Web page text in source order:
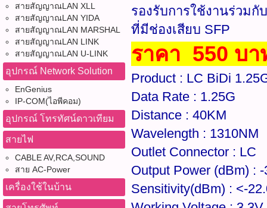
สายสัญญาณLAN XLL
สายสัญญาณLAN YIDA
สายสัญญาณLAN MARSHAL
สายสัญญาณLAN LINK
สายสัญญาณLAN U-LINK
อุปกรณ์ Network Solution
EnGenius
IP-COM(ไอพีคอม)
อุปกรณ์ โทรทัศน์ดาวเทียม
สายไฟ
CABLE AV,RCA,SOUND
สาย AC-Power
เครื่องใช้ในบ้าน
รองรับการใช้งานร่วม
ที่มีช่องเสียบ SFP
ราคา 550 บา
Product : LC BiDi
Data Rate : 1.25G
Distance : 40KM
Wavelength : 1310NM
Outlet Connector : LC
Output Power (dBm) :
Sensitivity(dBm) : <-